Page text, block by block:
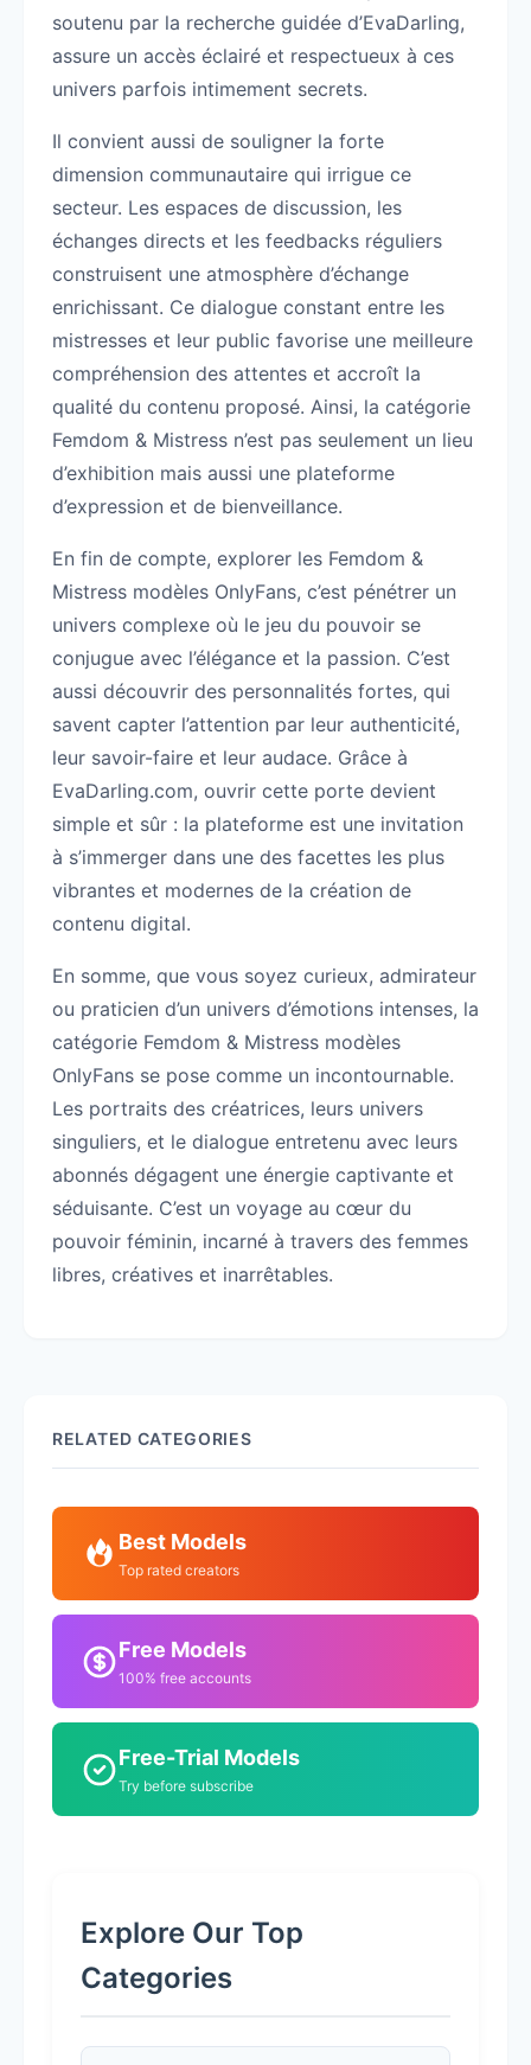
soutenu par la recherche guidée d’EvaDarling,
assure un accès éclairé et respectueux à ces
univers parfois intimement secrets.
Il convient aussi de souligner la forte
dimension communautaire qui irrigue ce
secteur. Les espaces de discussion, les
échanges directs et les feedbacks réguliers
construisent une atmosphère d’échange
enrichissant. Ce dialogue constant entre les
mistresses et leur public favorise une meilleure
compréhension des attentes et accroît la
qualité du contenu proposé. Ainsi, la catégorie
Femdom & Mistress n’est pas seulement un lieu
d’exhibition mais aussi une plateforme
d’expression et de bienveillance.
En fin de compte, explorer les Femdom &
Mistress modèles OnlyFans, c’est pénétrer un
univers complexe où le jeu du pouvoir se
conjugue avec l’élégance et la passion. C’est
aussi découvrir des personnalités fortes, qui
savent capter l’attention par leur authenticité,
leur savoir-faire et leur audace. Grâce à
EvaDarling.com, ouvrir cette porte devient
simple et sûr : la plateforme est une invitation
à s’immerger dans une des facettes les plus
vibrantes et modernes de la création de
contenu digital.
En somme, que vous soyez curieux, admirateur
ou praticien d’un univers d’émotions intenses, la
catégorie Femdom & Mistress modèles
OnlyFans se pose comme un incontournable.
Les portraits des créatrices, leurs univers
singuliers, et le dialogue entretenu avec leurs
abonnés dégagent une énergie captivante et
séduisante. C’est un voyage au cœur du
pouvoir féminin, incarné à travers des femmes
libres, créatives et inarrêtables.
RELATED CATEGORIES
Best Models
Top rated creators
Free Models
100% free accounts
Free-Trial Models
Try before subscribe
Explore Our Top
Categories